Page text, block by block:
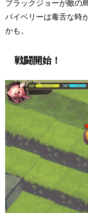
ブラックジョーが敵の
パイベリーは毒舌な時
かも。
戦闘開始！